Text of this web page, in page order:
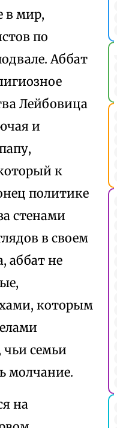
в мир,
по
Аббат
Лейбовица
и
к
политике
стенами
в своем
аббат не
которым
чьи семьи
молчание.
на